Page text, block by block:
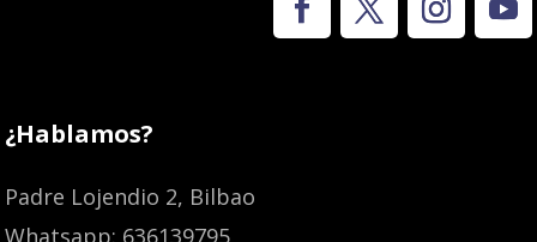
¿Hablamos?
Padre Lojendio 2, Bilbao
Whatsapp: 636139795